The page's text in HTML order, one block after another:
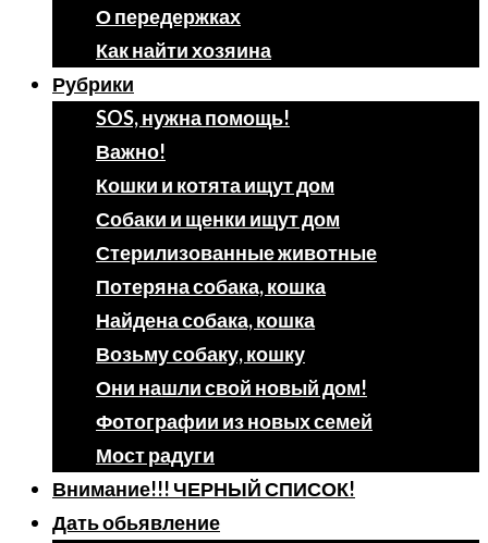
О передержках
Как найти хозяина
Рубрики
SOS, нужна помощь!
Важно!
Кошки и котята ищут дом
Собаки и щенки ищут дом
Стерилизованные животные
Потеряна собака, кошка
Найдена собака, кошка
Возьму собаку, кошку
Они нашли свой новый дом!
Фотографии из новых семей
Мост радуги
Внимание!!! ЧЕРНЫЙ СПИСОК!
Дать обьявление